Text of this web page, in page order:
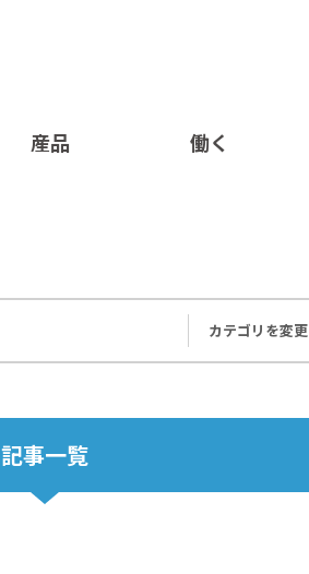
産品 働く
カテゴリを変更
記事一覧